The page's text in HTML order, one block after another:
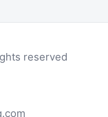
reserved